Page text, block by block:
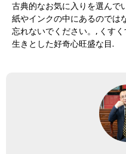
古典的なお気に入りを選んで
紙やインクの中にあるのでは
忘れないでください。, くす
生きとした好奇心旺盛な目.